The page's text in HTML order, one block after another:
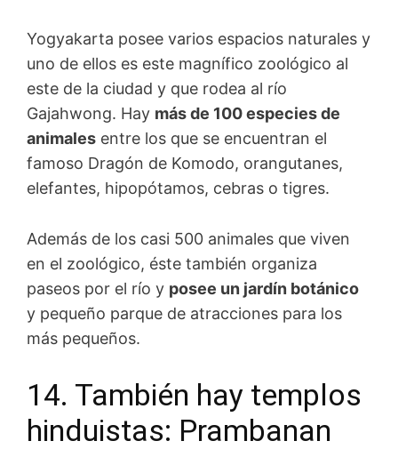
Yogyakarta posee varios espacios naturales y
uno de ellos es este magnífico zoológico al
este de la ciudad y que rodea al río
Gajahwong. Hay más de 100 especies de
animales entre los que se encuentran el
famoso Dragón de Komodo, orangutanes,
elefantes, hipopótamos, cebras o tigres.
Además de los casi 500 animales que viven
en el zoológico, éste también organiza
paseos por el río y posee un jardín botánico
y pequeño parque de atracciones para los
más pequeños.
14. También hay templos
hinduistas: Prambanan